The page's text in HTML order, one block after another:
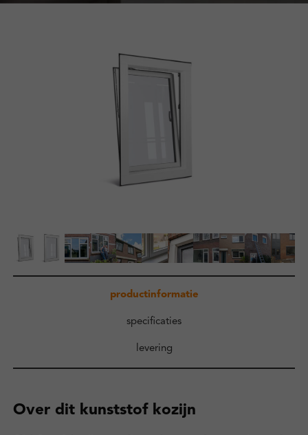
Inloggen
productinformatie
specificaties
levering
Over dit kunststof kozijn